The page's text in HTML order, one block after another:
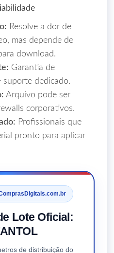
Resolve a dor de
mas depende de
download.
Garantia de
suporte dedicado.
Arquivo pode ser
corporativos.
Profissionais que
pronto para aplicar
Lote Oficial:
de distribuição do